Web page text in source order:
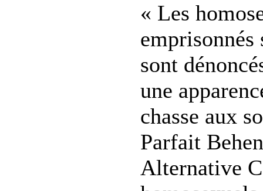
« Les
emprisonnés
sont
une
chasse aux
Parfait
Alternative